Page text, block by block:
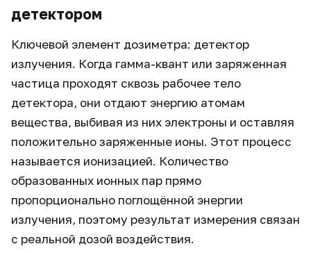
детектором
Ключевой элемент дозиметра: детектор
излучения. Когда гамма-квант или заряженная
частица проходят сквозь рабочее тело
детектора, они отдают энергию атомам
вещества, выбивая из них электроны и оставляя
положительно заряженные ионы. Этот процесс
называется ионизацией. Количество
образованных ионных пар прямо
пропорционально поглощённой энергии
излучения, поэтому результат измерения связан
с реальной дозой воздействия.